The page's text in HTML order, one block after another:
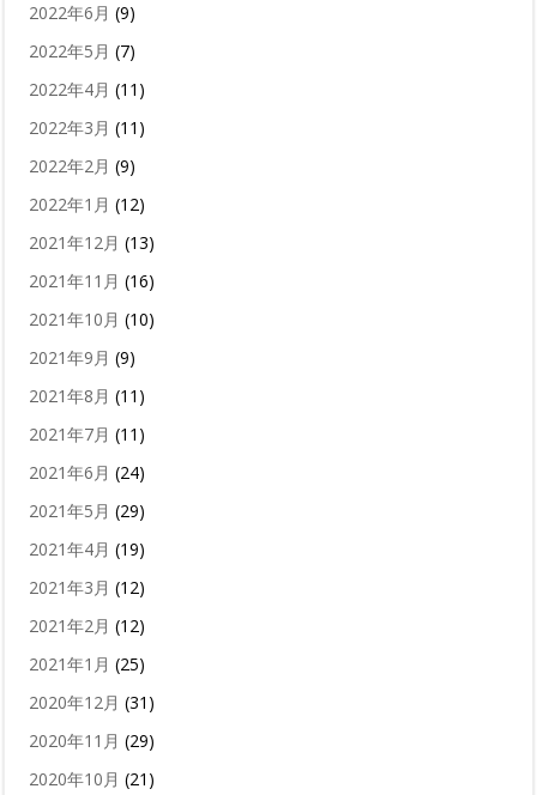
2022年6月 (9)
2022年5月 (7)
2022年4月 (11)
2022年3月 (11)
2022年2月 (9)
2022年1月 (12)
2021年12月 (13)
2021年11月 (16)
2021年10月 (10)
2021年9月 (9)
2021年8月 (11)
2021年7月 (11)
2021年6月 (24)
2021年5月 (29)
2021年4月 (19)
2021年3月 (12)
2021年2月 (12)
2021年1月 (25)
2020年12月 (31)
2020年11月 (29)
2020年10月 (21)